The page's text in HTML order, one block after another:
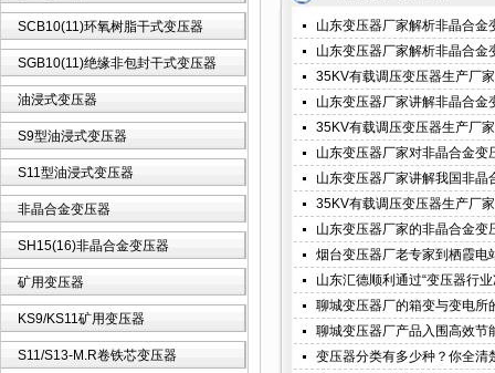
SCB10(11)环氧树脂干式变压器
SGB10(11)绝缘非包封干式变压器
油浸式变压器
S9型油浸式变压器
S11型油浸式变压器
非晶合金变压器
SH15(16)非晶合金变压器
矿用变压器
KS9/KS11矿用变压器
S11/S13-M.R卷铁芯变压器
山东变压器厂家解析非晶合
山东变压器厂家解析非晶合金
35KV有载调压变压器生产厂
山东变压器厂家讲解非晶合金
35KV有载调压变压器生产厂
山东变压器厂家对非晶合金
山东变压器厂家讲解我国非晶
35KV有载调压变压器生产厂
山东变压器厂家的非晶合金变
烟台变压器厂老专家到栖霞电
山东汇德顺利通过“变压器行
聊城变压器厂的箱变与变电所
聊城变压器厂产品入围高效节
变压器分类有多少种？你全清